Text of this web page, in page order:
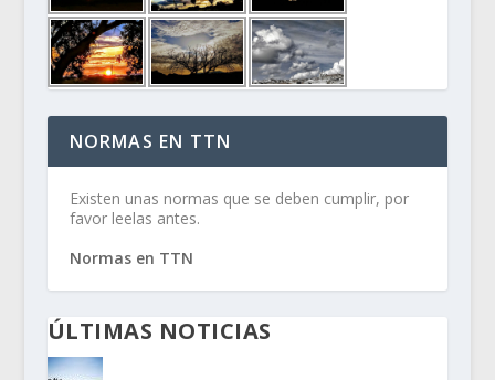
NORMAS EN TTN
Existen unas normas que se deben cumplir, por
favor leelas antes.
Normas en TTN
ÚLTIMAS NOTICIAS